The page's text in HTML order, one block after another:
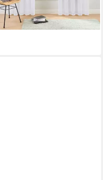
lieferbar - in 1-2 Werktagen bei dir
+8